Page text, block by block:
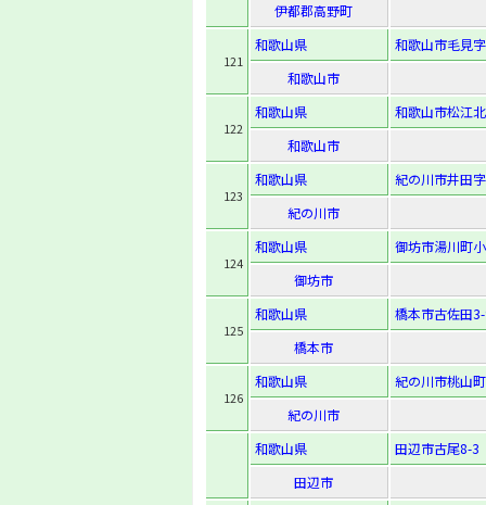
伊都郡高野町
121
和歌山県
和歌山市毛見
和歌山市
122
和歌山県
和歌山市松江
和歌山市
123
和歌山県
紀の川市井田
紀の川市
124
和歌山県
御坊市湯川町
御坊市
125
和歌山県
橋本市古佐田
橋本市
126
和歌山県
紀の川市桃山
紀の川市
和歌山県
田辺市古尾8-3
田辺市